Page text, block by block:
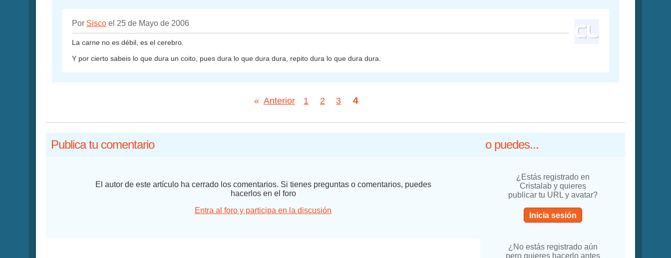
Por Sisco el 25 de Mayo de 2006
La carne no es débil, es el cerebro.
Y por cierto sabeis lo que dura un coito, pues dura lo que dura dura, repito dura lo que dura dura.
« Anterior 1 2 3 4
Publica tu comentario
El autor de este artículo ha cerrado los comentarios. Si tienes preguntas o comentarios, puedes
hacerlos en el foro
Entra al foro y participa en la discusión
o puedes...
¿Estás registrado en
Cristalab y quieres
publicar tu URL y avatar?
Inicia sesión
¿No estás registrado aún
pero quieres hacerlo antes